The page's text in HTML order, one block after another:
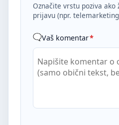
Označite vrstu poziva
prijavu (npr.
Vaš komentar*